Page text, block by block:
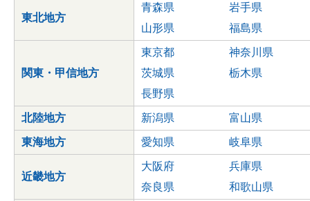
東北地方
青森県
岩手県
山形県
福島県
関東・甲信地方
東京都
神奈川県
茨城県
栃木県
長野県
北陸地方 新潟県 富山県
東海地方 愛知県 岐阜県
近畿地方
大阪府
兵庫県
奈良県
和歌山県